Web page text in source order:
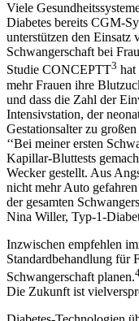
Viele
Diabetes bereits CGM-
unterstützen den Einsatz
Schwangerschaft bei
Studie CONCEPTT3 hat
mehr Frauen ihre
und dass die Zahl der
Intensivstation, der
Gestationsalter zu
‘‘Bei meiner ersten
Kapillar-Bluttests
Wecker gestellt. Aus
nicht mehr Auto
der gesamten
Nina Willer, Typ-1-
Inzwischen empfehlen
Standardbehandlung für
Schwangerschaft planen.
Die Zukunft ist